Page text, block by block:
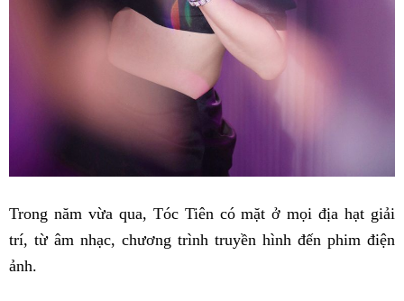
Trong năm vừa qua, Tóc Tiên có mặt ở mọi địa hạt giải
trí, từ âm nhạc, chương trình truyền hình đến phim điện
ảnh.